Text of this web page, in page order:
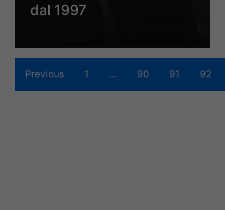
dal 1997
Previous 1 … 90 91 92